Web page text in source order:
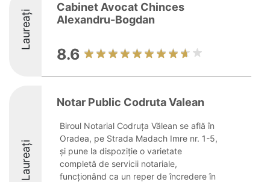
Laureați
Cabinet Avocat Chinces
Alexandru-Bogdan
8.6
Laureați
Notar Public Codruta Valean
Biroul Notarial Codruța Vălean se află în
Oradea, pe Strada Madach Imre nr. 1-5,
și pune la dispoziție o varietate
completă de servicii notariale,
funcționând ca un reper de încredere în